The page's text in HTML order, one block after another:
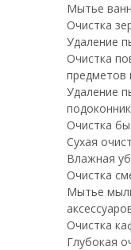
Мытье
Очистка
Удаление
Очистка
предметов
Удаление
Очистка
Сухая
Влажная
Очистка
Мытье
Очистка
Глубокая